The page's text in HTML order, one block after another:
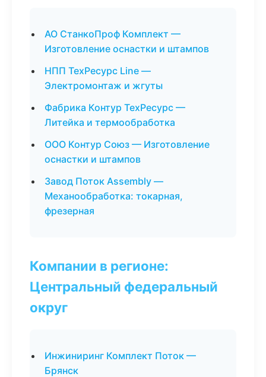
АО СтанкоПроф Комплект —
Изготовление оснастки и штампов
НПП ТехРесурс Line —
Электромонтаж и жгуты
Фабрика Контур ТехРесурс —
Литейка и термообработка
ООО Контур Союз — Изготовление
оснастки и штампов
Завод Поток Assembly —
Механообработка: токарная,
фрезерная
Компании в регионе:
Центральный федеральный
округ
Инжиниринг Комплект Поток —
Брянск